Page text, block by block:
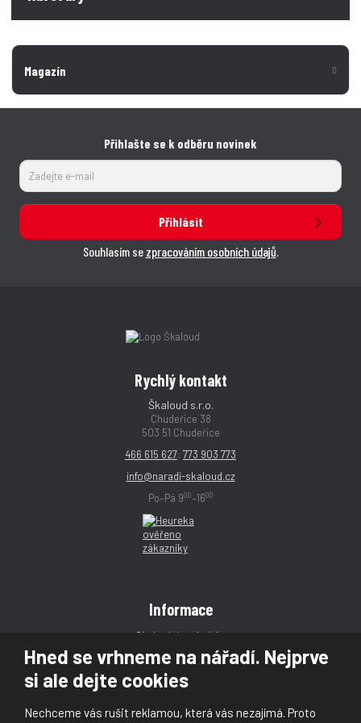
Hned se vrhneme na nářadí. Nejprve
si ale dejte cookies
Nechceme vás rušit reklamou, která vás nezajímá. Proto
Magazín
Přihlašte se k odběru novinek
Přihlásit
Souhlasím se zpracováním osobních údajů.
Rychlý kontakt
Škaloud s.r.o.
Chudeřice 38
503 51 Chudeřice
466 615 627; 773 903 773
info@naradi-skaloud.cz
Po–Pá 900–1600
Informace
Obchodní podmínky
Reklamace
Magazín